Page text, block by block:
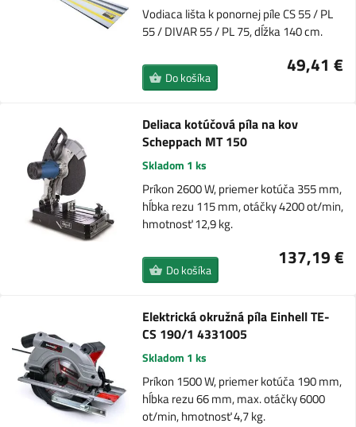
Vodiaca lišta k ponornej píle CS 55 / PL
55 / DIVAR 55 / PL 75, dĺžka 140 cm.
49,41 €
Do košíka
Deliaca kotúčová píla na kov
Scheppach MT 150
Skladom 1 ks
Príkon 2600 W, priemer kotúča 355 mm,
hĺbka rezu 115 mm, otáčky 4200 ot/min,
hmotnosť 12,9 kg.
137,19 €
Do košíka
Elektrická okružná píla Einhell TE-
CS 190/1 4331005
Skladom 1 ks
Príkon 1500 W, priemer kotúča 190 mm,
hĺbka rezu 66 mm, max. otáčky 6000
ot/min, hmotnosť 4,7 kg.